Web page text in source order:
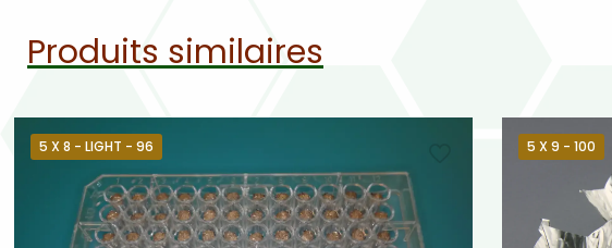
Produits similaires
5 X 8 - LIGHT - 96 5 X 9 - 100